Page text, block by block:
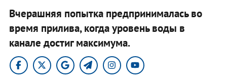
Вчерашняя попытка предпринималась во
время прилива, когда уровень воды в
канале достиг максимума.